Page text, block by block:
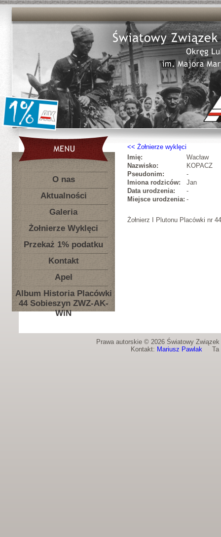
O nas
Aktualności
Galeria
Żołnierze Wyklęci
Przekaż 1% podatku
Kontakt
Apel
Album Historia Placówki
44 Sobieszyn ZWZ-AK-
WiN
Żołnierze wyklęci
Imię:
Wacław
Nazwisko:
KOPACZ
Pseudonim:
-
Imiona rodziców:
Jan
Data urodzenia:
-
Miejsce urodzenia: -
Żołnierz I Plutonu Placówki nr
Prawa autorskie © 2026 Światowy
Kontakt: Mariusz PawlakTa